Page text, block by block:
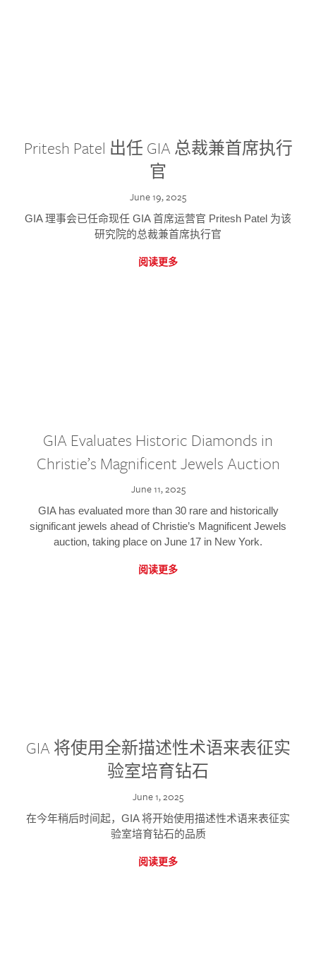
Pritesh Patel 出任 GIA 总裁兼首席执行
官
June 19, 2025
GIA 理事会已任命现任 GIA 首席运营官 Pritesh Patel 为该
研究院的总裁兼首席执行官
阅读更多
GIA Evaluates Historic Diamonds in
Christie’s Magnificent Jewels Auction
June 11, 2025
GIA has evaluated more than 30 rare and historically
significant jewels ahead of Christie’s Magnificent Jewels
auction, taking place on June 17 in New York.
阅读更多
GIA 将使用全新描述性术语来表征实
验室培育钻石
June 1, 2025
在今年稍后时间起，GIA 将开始使用描述性术语来表征实
验室培育钻石的品质
阅读更多